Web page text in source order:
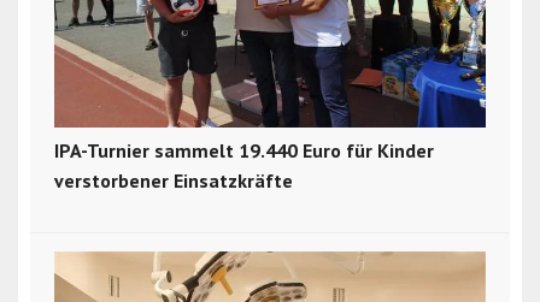
IPA-Turnier sammelt 19.440 Euro für Kinder
verstorbener Einsatzkräfte